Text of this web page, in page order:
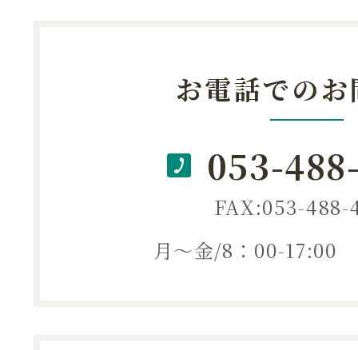
お電話での
053-
FAX:053-488-
月～金/8：00-17:00